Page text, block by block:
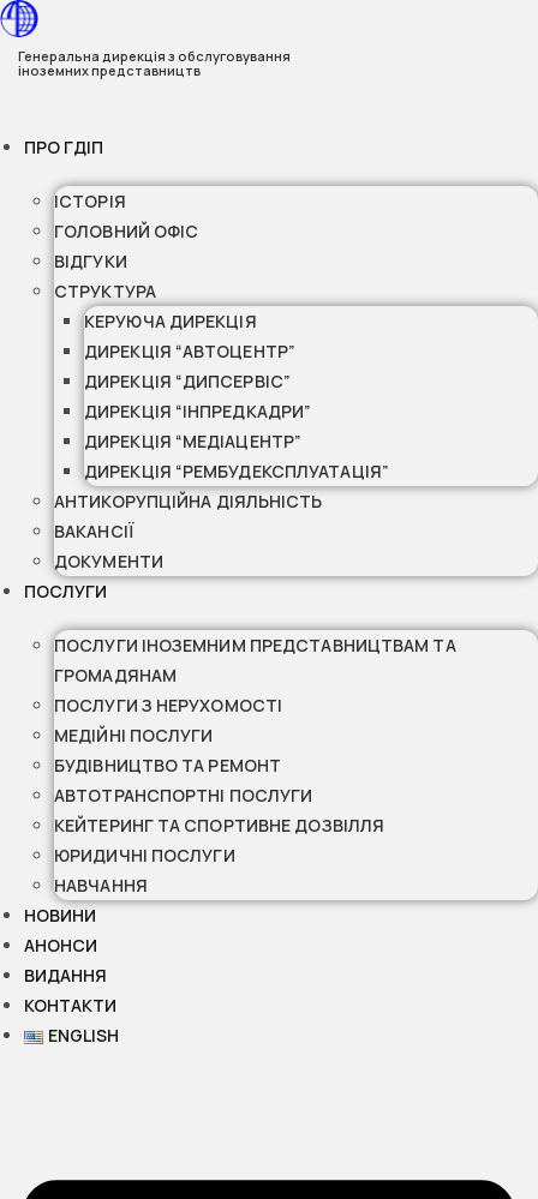
Перейти
до
вмісту
Генеральна дирекція з обслуговування
іноземних представництв
ПРО ГДІП
ІСТОРІЯ
ГОЛОВНИЙ ОФІС
ВІДГУКИ
СТРУКТУРА
КЕРУЮЧА ДИРЕКЦІЯ
ДИРЕКЦІЯ “АВТОЦЕНТР”
ДИРЕКЦІЯ “ДИПСЕРВІС”
ДИРЕКЦІЯ “ІНПРЕДКАДРИ”
ДИРЕКЦІЯ “МЕДІАЦЕНТР”
ДИРЕКЦІЯ “РЕМБУДЕКСПЛУАТАЦІЯ”
АНТИКОРУПЦІЙНА ДІЯЛЬНІСТЬ
ВАКАНСІЇ
ДОКУМЕНТИ
ПОСЛУГИ
ПОСЛУГИ ІНОЗЕМНИМ ПРЕДСТАВНИЦТВАМ ТА
ГРОМАДЯНАМ
ПОСЛУГИ З НЕРУХОМОСТІ
МЕДІЙНІ ПОСЛУГИ
БУДІВНИЦТВО ТА РЕМОНТ
АВТОТРАНСПОРТНІ ПОСЛУГИ
КЕЙТЕРИНГ ТА СПОРТИВНЕ ДОЗВІЛЛЯ
ЮРИДИЧНІ ПОСЛУГИ
НАВЧАННЯ
НОВИНИ
АНОНСИ
ВИДАННЯ
КОНТАКТИ
ENGLISH